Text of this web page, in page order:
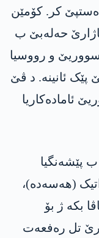
کر. کۆمێن
حەلەبێ ب
و رووسیا
ئانینە. د ڤێ
ئامادەکاریا
ب پێشەنگیا
(ھەسەدە)،
بکە ژ بۆ
تل رەفعەت